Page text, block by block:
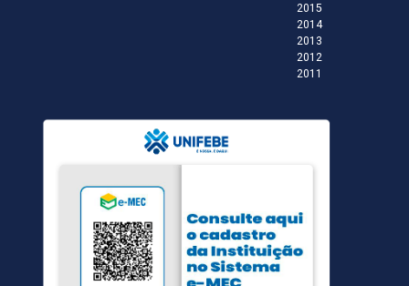
2015
2014
2013
2012
2011